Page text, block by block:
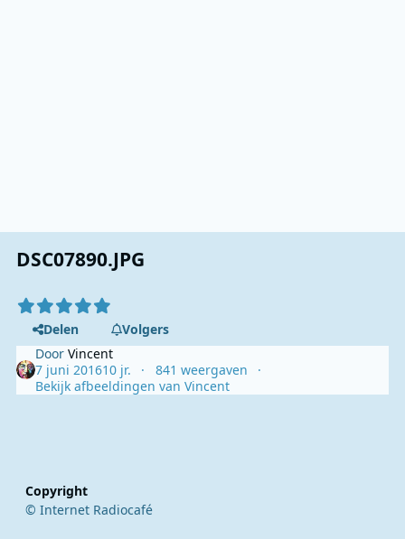
DSC07890.JPG
Delen
Volgers
DoorVincent
7 juni 201610 jr.
841 weergaven
Bekijk afbeeldingen van Vincent
Copyright
© Internet Radiocafé